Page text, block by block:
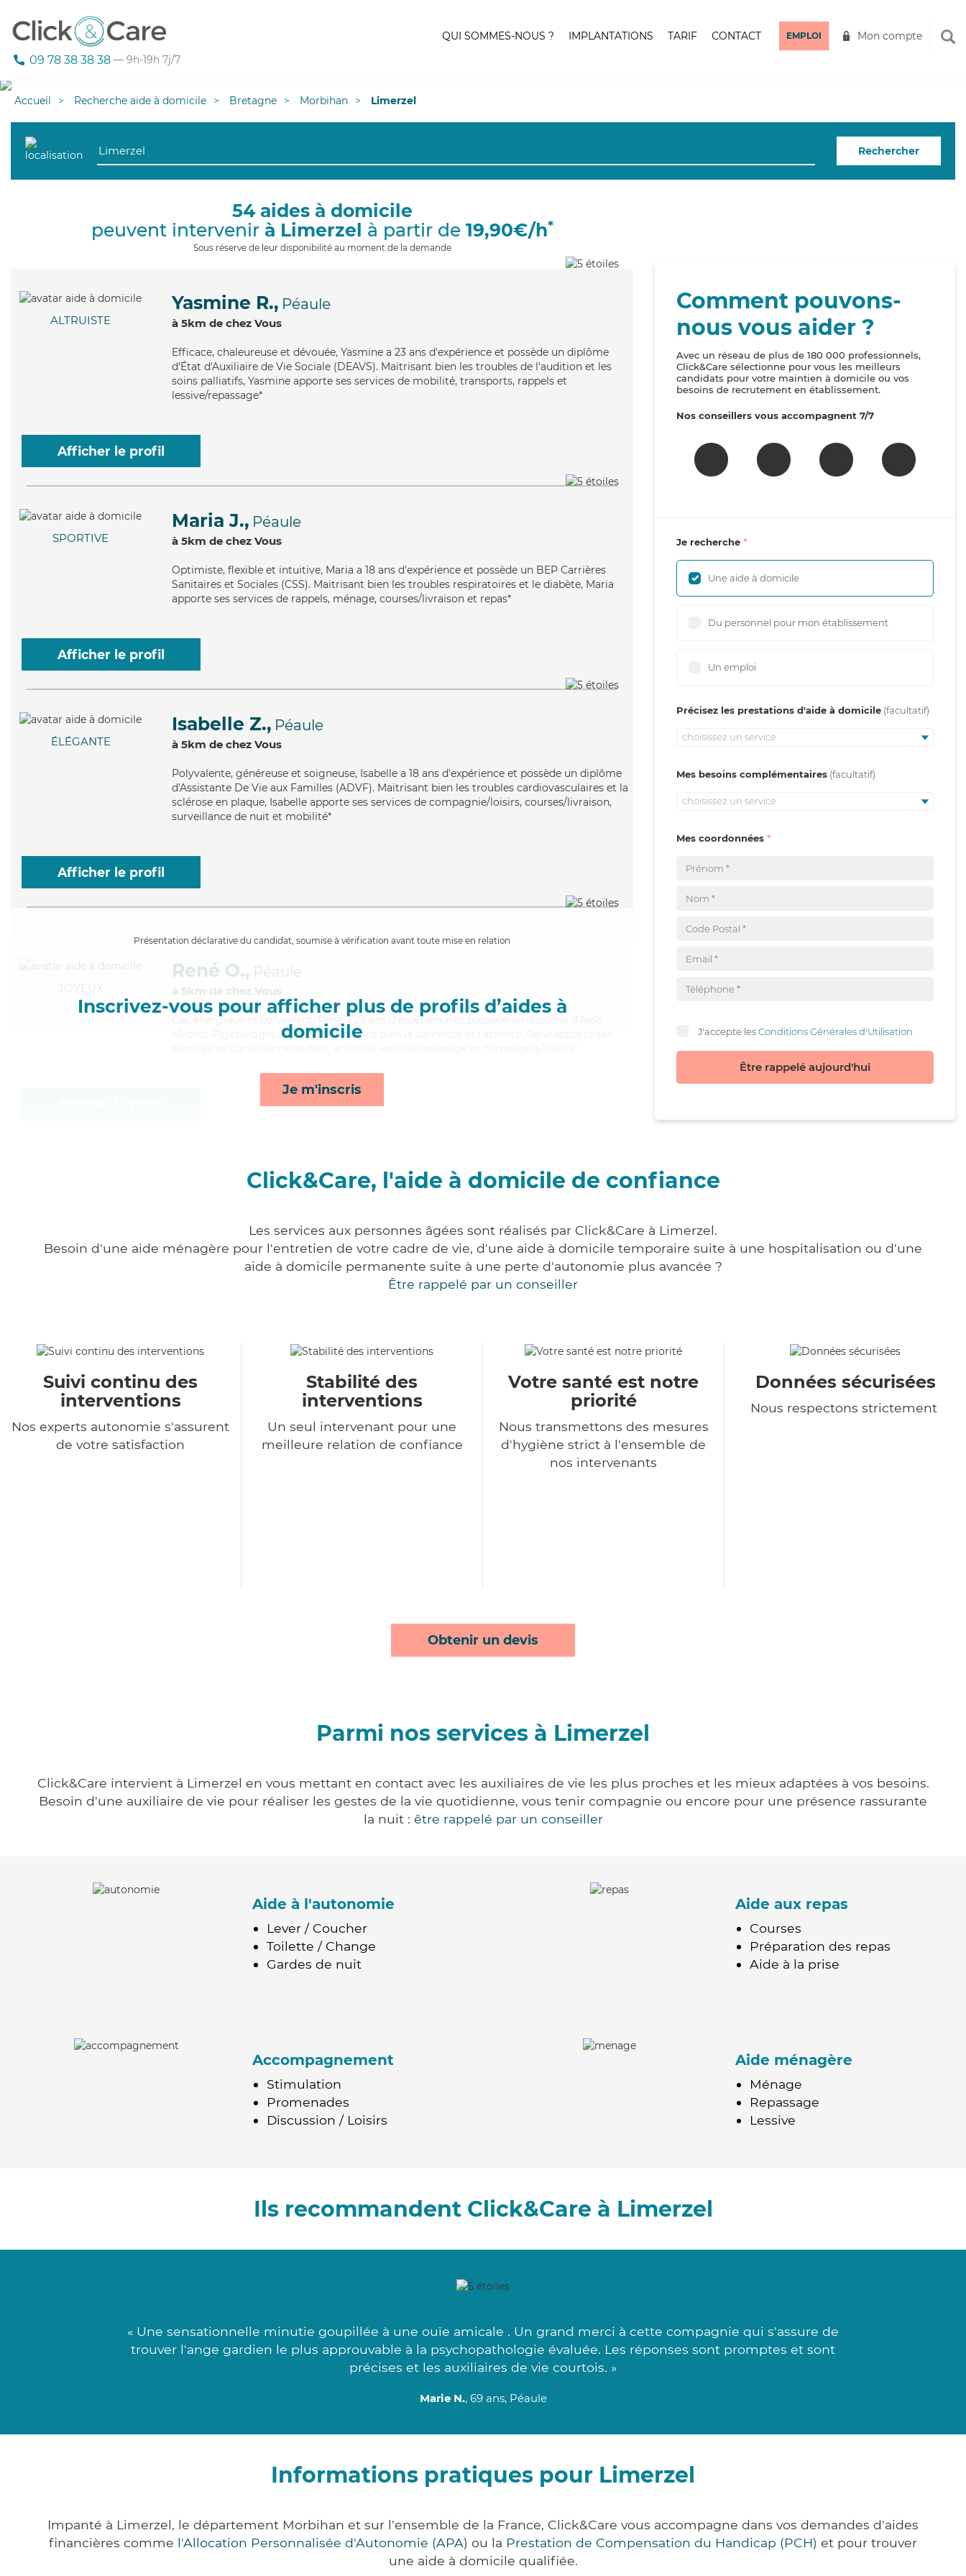
09 78 38 38 38 — 9h-19h 7j/7
QUI SOMMES-NOUS ? IMPLANTATIONS TARIF CONTACT EMPLOI Mon compte
Accueil Recherche aide à domicile Bretagne Morbihan Limerzel
Rechercher
54 aides à domicile
peuvent intervenir à Limerzel à partir de 19,90€/h*
Sous réserve de leur disponibilité au moment de la demande
ALTRUISTE
Yasmine R., Péaule
à 5km de chez Vous
Efficace, chaleureuse et dévouée, Yasmine a 23 ans d'expérience et possède un diplôme
d'État d'Auxiliaire de Vie Sociale (DEAVS). Maitrisant bien les troubles de l'audition et les
soins palliatifs, Yasmine apporte ses services de mobilité, transports, rappels et
lessive/repassage*
Afficher le profil
SPORTIVE
Maria J., Péaule
à 5km de chez Vous
Optimiste, flexible et intuitive, Maria a 18 ans d'expérience et possède un BEP Carrières
Sanitaires et Sociales (CSS). Maitrisant bien les troubles respiratoires et le diabète, Maria
apporte ses services de rappels, ménage, courses/livraison et repas*
Afficher le profil
ÉLÉGANTE
Isabelle Z., Péaule
à 5km de chez Vous
Polyvalente, généreuse et soigneuse, Isabelle a 18 ans d'expérience et possède un diplôme
d'Assistante De Vie aux Familles (ADVF). Maitrisant bien les troubles cardiovasculaires et la
sclérose en plaque, Isabelle apporte ses services de compagnie/loisirs, courses/livraison,
surveillance de nuit et mobilité*
Afficher le profil
Présentation déclarative du candidat, soumise à vérification avant toute mise en relation
Inscrivez-vous pour afficher plus de profils d’aides à
domicile
Je m'inscris
JOYEUX
René O., Péaule
à 5km de chez Vous
, énergique et polyvalent, René a 23 ans d'expérience et possède un diplôme d'Aide
Médico-Psychologique (AMP). Maitrisant bien la démence et l'arthrite, René apporte ses
Comment pouvons-
nous vous aider ?
Avec un réseau de plus de 180 000 professionnels,
Click&Care sélectionne pour vous les meilleurs
candidats pour votre maintien à domicile ou vos
besoins de recrutement en établissement.
Nos conseillers vous accompagnent 7/7
Je recherche
Une aide à domicile
Du personnel pour mon établissement
Un emploi
Précisez les prestations d'aide à domicile
choisissez un service
Mes besoins complémentaires
choisissez un service
Mes coordonnées
J'accepte lesConditions Générales d'Utilisation
Être rappelé aujourd'hui
Click&Care, l'aide à domicile de confiance
Les services aux personnes âgées sont réalisés par Click&Care à Limerzel.
Besoin d'une aide ménagère pour l'entretien de votre cadre de vie, d'une aide à domicile temporaire suite à une hospitalisation ou d'une
aide à domicile permanente suite à une perte d'autonomie plus avancée ?
Être rappelé par un conseiller
Suivi continu des
interventions
Nos experts autonomie s'assurent
de votre satisfaction
Stabilité des
interventions
Un seul intervenant pour une
meilleure relation de confiance
Votre santé est notre
priorité
Nous transmettons des mesures
d'hygiène strict à l'ensemble de
nos intervenants
Données sécurisées
Nous respectons strictement
Obtenir un devis
Parmi nos services à Limerzel
Click&Care intervient à Limerzel en vous mettant en contact avec les auxiliaires de vie les plus proches et les mieux adaptées à vos besoins.
Besoin d'une auxiliaire de vie pour réaliser les gestes de la vie quotidienne, vous tenir compagnie ou encore pour une présence rassurante
la nuit : être rappelé par un conseiller
Aide à l'autonomie
Lever / Coucher
Toilette / Change
Gardes de nuit
Aide aux repas
Courses
Préparation des repas
Aide à la prise
Accompagnement
Stimulation
Promenades
Discussion / Loisirs
Aide ménagère
Ménage
Repassage
Lessive
Ils recommandent Click&Care à Limerzel
« Une sensationnelle minutie goupillée à une ouïe amicale . Un grand merci à cette compagnie qui s'assure de
trouver l'ange gardien le plus approuvable à la psychopathologie évaluée. Les réponses sont promptes et sont
précises et les auxiliaires de vie courtois. »
Marie N., 69 ans, Péaule
Informations pratiques pour Limerzel
Impanté à Limerzel, le département Morbihan et sur l'ensemble de la France, Click&Care vous accompagne dans vos demandes d'aides
financières comme l'Allocation Personnalisée d'Autonomie (APA) ou la Prestation de Compensation du Handicap (PCH) et pour trouver
une aide à domicile qualifiée.